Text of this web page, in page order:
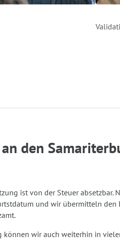
den
ist von der Steuer absetzbar.
und wir übermitteln den
können wir auch weiterhin in